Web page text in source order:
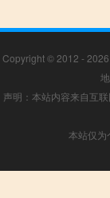
Copyright © 2012 - 2026
声明：本站内容来自互
本站仅为